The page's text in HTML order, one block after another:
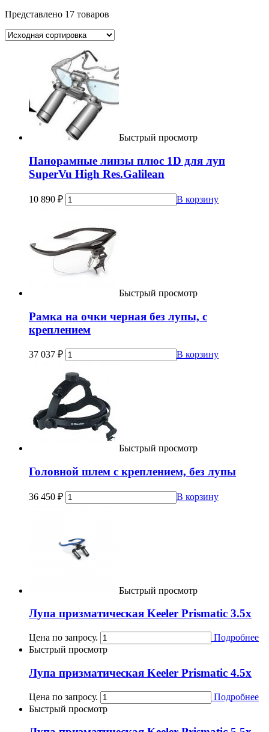
Представлено 17 товаров
Быстрый просмотр
Панорамные линзы плюс 1D для луп
SuperVu High Res.Galilean
10 890 ₽ В корзину
Быстрый просмотр
Рамка на очки черная без лупы, с
креплением
37 037 ₽ В корзину
Быстрый просмотр
Головной шлем с креплением, без лупы
36 450 ₽ В корзину
Быстрый просмотр
Лупа призматическая Keeler Prismatic 3.5x
Цена по запросу.
Подробнее
Быстрый просмотр
Лупа призматическая Keeler Prismatic 4.5x
Цена по запросу.
Подробнее
Быстрый просмотр